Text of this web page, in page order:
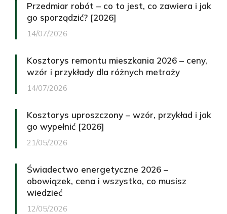
Przedmiar robót – co to jest, co zawiera i jak
go sporządzić? [2026]
14/07/2026
Kosztorys remontu mieszkania 2026 – ceny,
wzór i przykłady dla różnych metraży
14/07/2026
Kosztorys uproszczony – wzór, przykład i jak
go wypełnić [2026]
21/05/2026
Świadectwo energetyczne 2026 –
obowiązek, cena i wszystko, co musisz
wiedzieć
12/05/2026